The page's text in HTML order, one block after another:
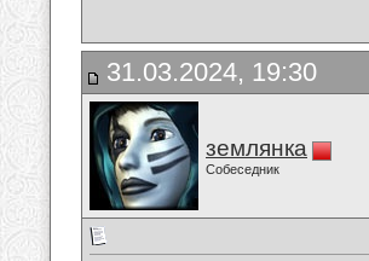
31.03.2024, 19:30
землянка
Собеседник